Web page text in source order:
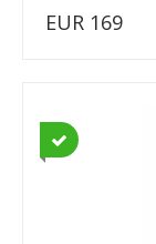
EUR 169